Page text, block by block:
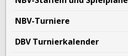
NBV-Turniere
DBV Turnierkalender